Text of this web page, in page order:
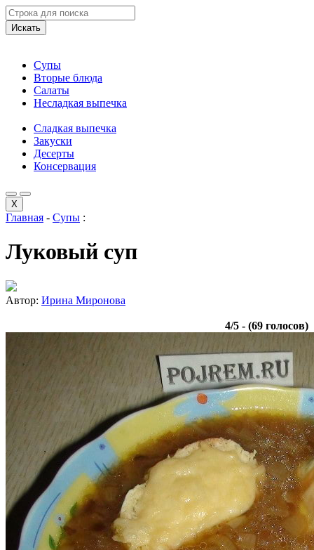
Искать
Супы
Вторые блюда
Салаты
Несладкая выпечка
Сладкая выпечка
Закуски
Десерты
Консервация
X
Главная - Супы :
Луковый суп
Автор: Ирина Миронова
4/5 - (69 голосов)